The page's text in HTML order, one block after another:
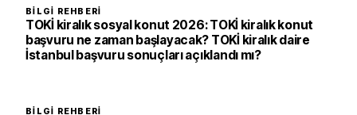
BILGI REHBERI
TOKİ kiralık sosyal konut 2026: TOKİ kiralık konut
başvuru ne zaman başlayacak? TOKİ kiralık daire
İstanbul başvuru sonuçları açıklandı mı?
BILGI REHBERI